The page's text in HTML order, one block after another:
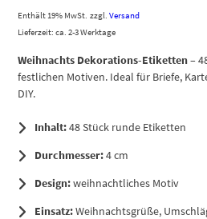
Enthält 19% MwSt. zzgl.Versand
Lieferzeit: ca. 2-3 Werktage
Weihnachts Dekorations-Etiketten–
festlichen Motiven. Ideal für Briefe,
DIY.
Inhalt:48 Stück runde Etiketten
Durchmesser:4 cm
Design:weihnachtliches Motiv
Einsatz:Weihnachtsgrüße,